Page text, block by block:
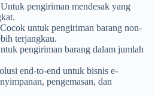
pengiriman mendesak yang
untuk pengiriman barang non-
terjangkau.
pengiriman barang dalam jumlah
end-to-end untuk bisnis e-
pengemasan, dan